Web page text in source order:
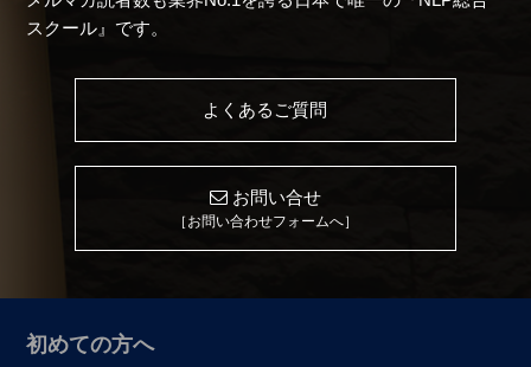
スクール』です。
よくあるご質問
お問い合せ
［お問い合わせフォームへ］
初めての方へ